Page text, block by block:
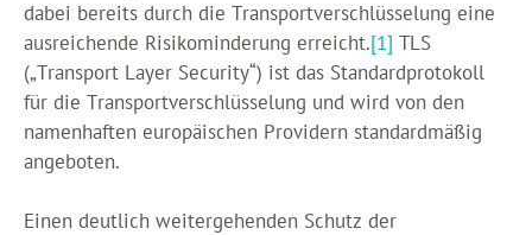
dabei bereits durch die Transportverschlüsselung eine
ausreichende Risikominderung erreicht.[1] TLS
(„Transport Layer Security“) ist das Standardprotokoll
für die Transportverschlüsselung und wird von den
namenhaften europäischen Providern standardmäßig
angeboten.
Einen deutlich weitergehenden Schutz der